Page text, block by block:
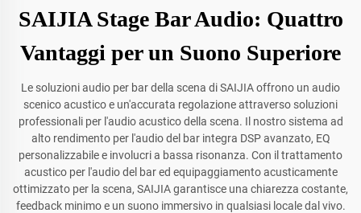
SAIJIA Stage Bar Audio: Quattro
Vantaggi per un Suono Superiore
Le soluzioni audio per bar della scena di SAIJIA offrono un audio
scenico acustico e un'accurata regolazione attraverso soluzioni
professionali per l'audio acustico della scena. Il nostro sistema ad
alto rendimento per l'audio del bar integra DSP avanzato, EQ
personalizzabile e involucri a bassa risonanza. Con il trattamento
acustico per l'audio del bar ed equipaggiamento acusticamente
ottimizzato per la scena, SAIJIA garantisce una chiarezza costante,
feedback minimo e un suono immersivo in qualsiasi locale dal vivo.